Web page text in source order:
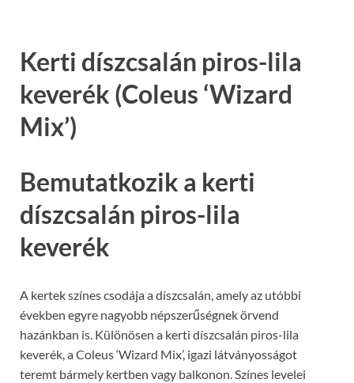
Kerti díszcsalán piros-lila
keverék (Coleus ‘Wizard
Mix’)
Bemutatkozik a kerti
díszcsalán piros-lila
keverék
A kertek színes csodája a díszcsalán, amely az utóbbi
években egyre nagyobb népszerűségnek örvend
hazánkban is. Különösen a kerti díszcsalán piros-lila
keverék, a Coleus ‘Wizard Mix’, igazi látványosságot
teremt bármely kertben vagy balkonon. Színes levelei